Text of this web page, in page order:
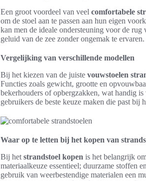
Een groot voordeel van veel comfortabele
om de stoel aan te passen aan hun eigen
kan men de ideale ondersteuning voor de
geluid van de zee zonder ongemak te ervaren.
Vergelijking van verschillende modellen
Bij het kiezen van de juiste vouwstoelen
Functies zoals gewicht, grootte en
bekerhouders of opbergzakken, wat handig
gebruikers de beste keuze maken die past
Waar op te letten bij het kopen van
Bij het strandstoel kopen is het belangrijk
materiaalkeuze essentieel; duurzame stoffen
gebruik van weerbestendige materialen een